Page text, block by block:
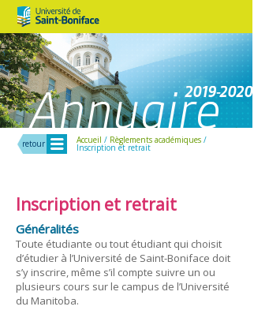
retour Menu Accueil / Règlements académiques /
Inscription et retrait
Inscription et retrait
Généralités
Toute étudiante ou tout étudiant qui choisit
d’étudier à l’Université de Saint-Boniface doit
s’y inscrire, même s’il compte suivre un ou
plusieurs cours sur le campus de l’Université
du Manitoba.